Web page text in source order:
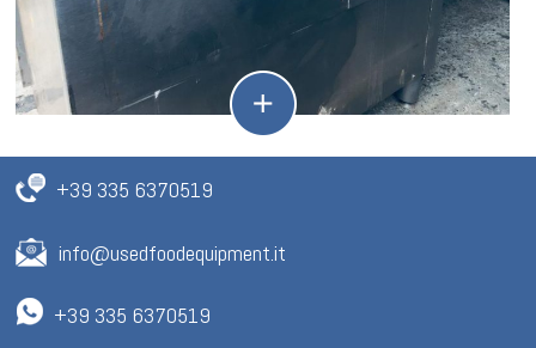
+39 335 6370519
info@usedfoodequipment.it
+39 335 6370519